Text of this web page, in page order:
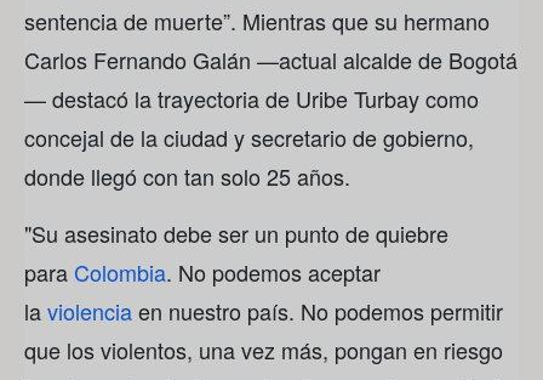
sentencia de muerte”. Mientras que su hermano
Carlos Fernando Galán —actual alcalde de Bogotá
— destacó la trayectoria de Uribe Turbay como
concejal de la ciudad y secretario de gobierno,
donde llegó con tan solo 25 años.
"Su asesinato debe ser un punto de quiebre
para Colombia. No podemos aceptar
laviolenciaen nuestro país. No podemos permitir
que los violentos, una vez más, pongan en riesgo